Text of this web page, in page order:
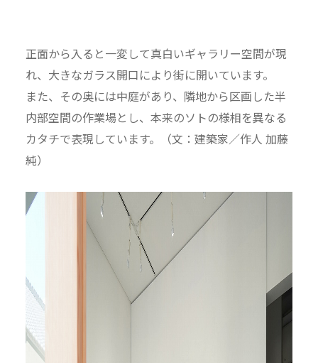
正面から入ると一変して真白いギャラリー空間が現
れ、大きなガラス開口により街に開いています。
また、その奥には中庭があり、隣地から区画した半
内部空間の作業場とし、本来のソトの様相を異なる
カタチで表現しています。（文：建築家／作人 加藤
純）